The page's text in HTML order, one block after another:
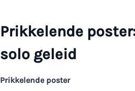
Prikkelende
solo geleid
Prikkelende poster